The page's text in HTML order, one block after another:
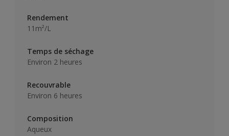
Rendement
11m²/L
Temps de séchage
Environ 2 heures
Recouvrable
Environ 6 heures
Composition
Aqueux